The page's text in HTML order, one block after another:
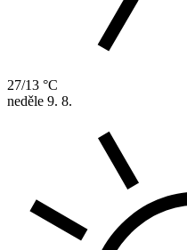
27/13 °C
neděle 9. 8.